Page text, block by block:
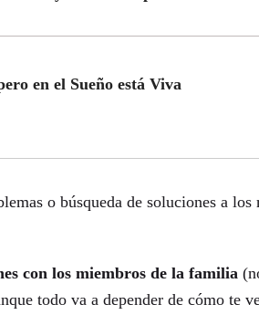
en el Sueño está Viva
o búsqueda de soluciones a los
con los miembros de la familia
todo va a depender de cómo te